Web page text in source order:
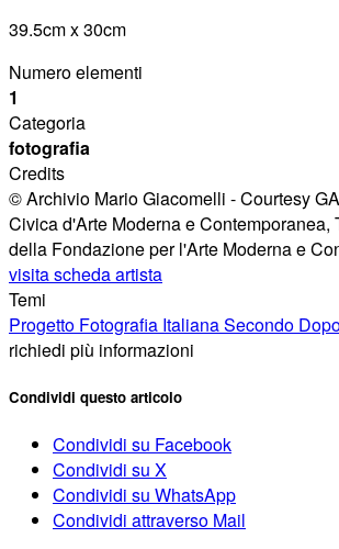
39.5cm x 30cm
Numero elementi
1
Categoria
fotografia
Credits
© Archivio Mario Giacomelli - Courtesy
Civica d'Arte Moderna e Contemporanea,
della Fondazione per l'Arte Moderna e
visita scheda artista
Temi
Progetto Fotografia Italiana Secondo
richiedi più informazioni
Condividi questo articolo
Condividi su Facebook
Condividi su X
Condividi su WhatsApp
Condividi attraverso Mail